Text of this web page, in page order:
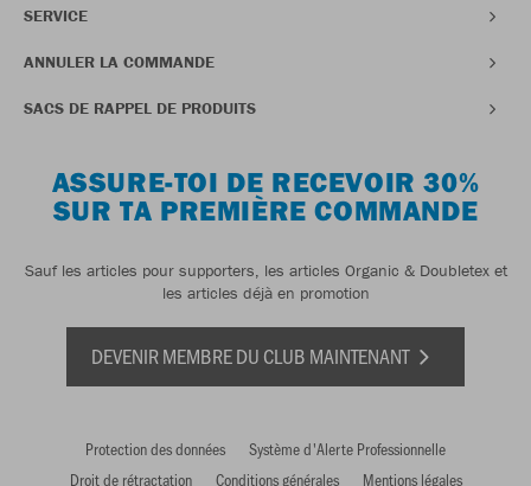
SERVICE
ANNULER LA COMMANDE
SACS DE RAPPEL DE PRODUITS
ASSURE-TOI DE RECEVOIR 30%
SUR TA PREMIÈRE COMMANDE
Sauf les articles pour supporters, les articles Organic & Doubletex et
les articles déjà en promotion
DEVENIR MEMBRE DU CLUB MAINTENANT
Protection des données
Système d'Alerte Professionnelle
Droit de rétractation
Conditions générales Mentions légales